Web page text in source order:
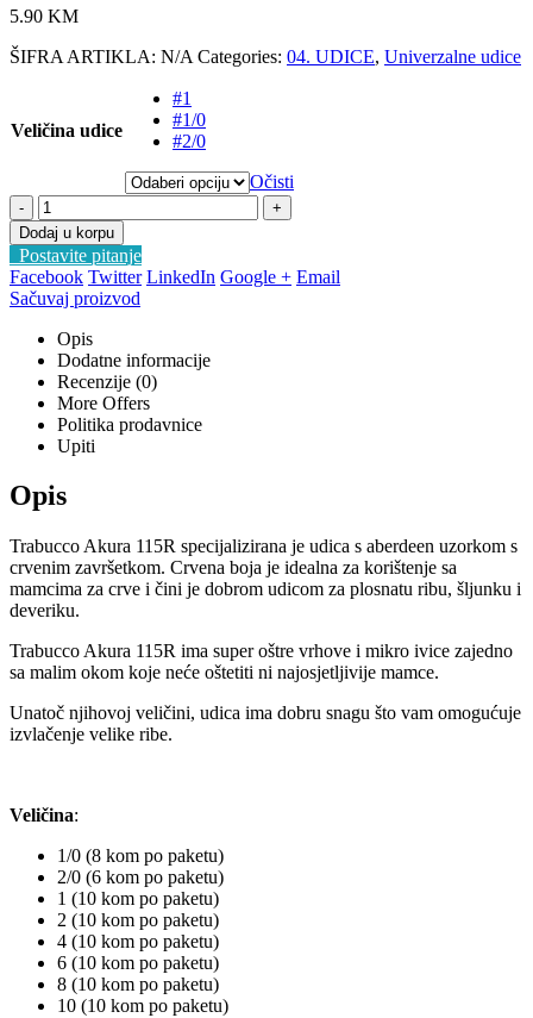
5.90 KM
ŠIFRA ARTIKLA: N/A Categories: 04. UDICE, Univerzalne udice
Veličina udice
#1
#1/0
#2/0
Očisti
-
+
Dodaj u korpu
Postavite pitanje
Facebook Twitter LinkedIn Google + Email
Sačuvaj proizvod
Opis
Dodatne informacije
Recenzije (0)
More Offers
Politika prodavnice
Upiti
Opis
Trabucco Akura 115R specijalizirana je udica s aberdeen uzorkom s
crvenim završetkom. Crvena boja je idealna za korištenje sa
mamcima za crve i čini je dobrom udicom za plosnatu ribu, šljunku i
deveriku.
Trabucco Akura 115R ima super oštre vrhove i mikro ivice zajedno
sa malim okom koje neće oštetiti ni najosjetljivije mamce.
Unatoč njihovoj veličini, udica ima dobru snagu što vam omogućuje
izvlačenje velike ribe.
Veličina:
1/0 (8 kom po paketu)
2/0 (6 kom po paketu)
1 (10 kom po paketu)
2 (10 kom po paketu)
4 (10 kom po paketu)
6 (10 kom po paketu)
8 (10 kom po paketu)
10 (10 kom po paketu)